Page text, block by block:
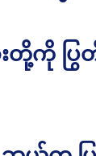
ားတို့ကို